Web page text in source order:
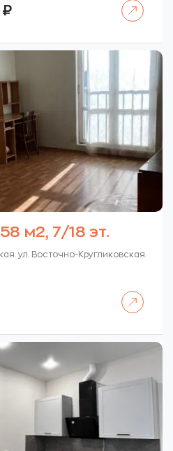
₽Текущая
м2, 7/18 эт.
ул. Восточно-Кругликовская.